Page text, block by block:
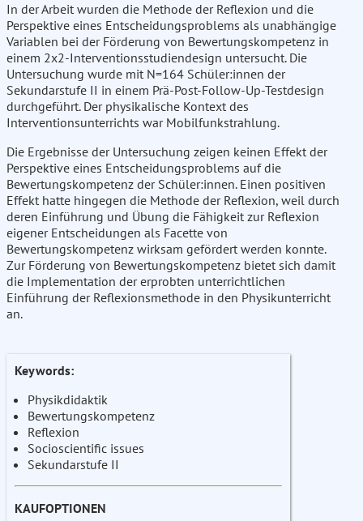
In der Arbeit wurden die Methode der Reflexion und die
Perspektive eines Entscheidungsproblems als unabhängige
Variablen bei der Förderung von Bewertungskompetenz in
einem 2x2-Interventionsstudiendesign untersucht. Die
Untersuchung wurde mit N=164 Schüler:innen der
Sekundarstufe II in einem Prä-Post-Follow-Up-Testdesign
durchgeführt. Der physikalische Kontext des
Interventionsunterrichts war Mobilfunkstrahlung.
Die Ergebnisse der Untersuchung zeigen keinen Effekt der
Perspektive eines Entscheidungsproblems auf die
Bewertungskompetenz der Schüler:innen. Einen positiven
Effekt hatte hingegen die Methode der Reflexion, weil durch
deren Einführung und Übung die Fähigkeit zur Reflexion
eigener Entscheidungen als Facette von
Bewertungskompetenz wirksam gefördert werden konnte.
Zur Förderung von Bewertungskompetenz bietet sich damit
die Implementation der erprobten unterrichtlichen
Einführung der Reflexionsmethode in den Physikunterricht
an.
Keywords:
Physikdidaktik
Bewertungskompetenz
Reflexion
Socioscientific issues
Sekundarstufe II
KAUFOPTIONEN